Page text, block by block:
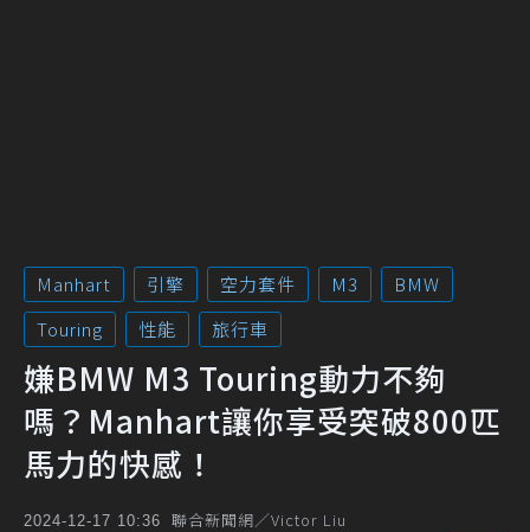
Manhart 引擎 空力套件 M3
BMW
Touring
性能 旅行車
嫌BMW M3 Touring動力不夠
嗎？Manhart讓你享受突破800匹
馬力的快感！
2024-12-17 10:36 聯合新聞網／Victor Liu